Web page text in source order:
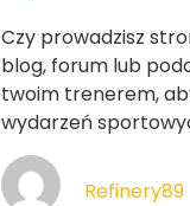
Czy prowadzisz
blog, forum lub
twoim trenerem,
wydarzeń
Refinery89